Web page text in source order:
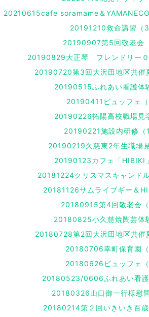
20210615cafe soramame＆YAMANECO
20191210救命講習（3
20190907第5回敬老会
20190829大正琴 フレンドリー０
20190720第3回大沢田地区共催
20190515ふれあい看護体
20190411ビュッフェ（
20190226拓陽高校職場見
20190221施設内研修（
20190219久慈東2年生職場
20190123カフェ「HIBIKI
20181224クリスマスキャンド
20181126サムライブギー＆
20180915第4回敬老会（
20180825小久慈焼陶芸体
20180728第2回大沢田地区共催
20180706幸町保育園（
20180626ビュッフェ（
20180523/0606ふれあい看護
20180326山口御一行様慰
20180214第２回いきいき百歳